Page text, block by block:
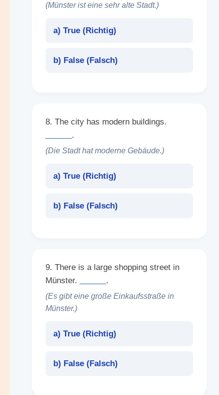
(Münster ist eine sehr alte Stadt.)
a) True (Richtig)
b) False (Falsch)
8. The city has modern buildings.
.
(Die Stadt hat moderne Gebäude.)
a) True (Richtig)
b) False (Falsch)
9. There is a large shopping street in
Münster.
.
(Es gibt eine große Einkaufsstraße in
Münster.)
a) True (Richtig)
b) False (Falsch)